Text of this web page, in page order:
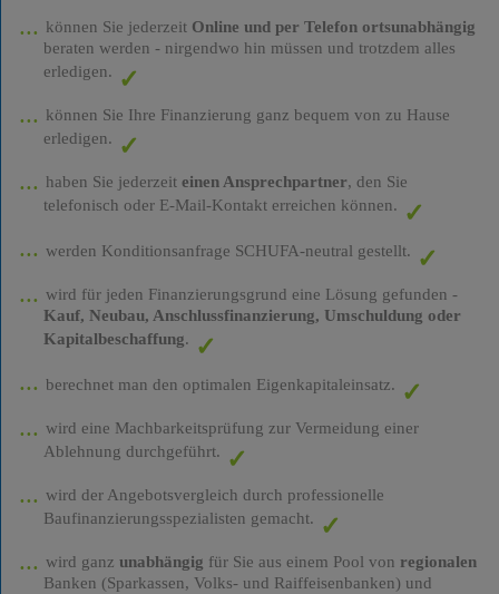
können Sie jederzeit Online und per Telefon ortsunabhängig
beraten werden - nirgendwo hin müssen und trotzdem alles
erledigen.
können Sie Ihre Finanzierung ganz bequem von zu Hause
erledigen.
haben Sie jederzeit einen Ansprechpartner, den Sie
telefonisch oder E-Mail-Kontakt erreichen können.
werden Konditionsanfrage SCHUFA-neutral gestellt.
wird für jeden Finanzierungsgrund eine Lösung gefunden -
Kauf, Neubau, Anschlussfinanzierung, Umschuldung oder
Kapitalbeschaffung.
berechnet man den optimalen Eigenkapitaleinsatz.
wird eine Machbarkeitsprüfung zur Vermeidung einer
Ablehnung durchgeführt.
wird der Angebotsvergleich durch professionelle
Baufinanzierungsspezialisten gemacht.
wird ganz unabhängig für Sie aus einem Pool von regionalen
Banken (Sparkassen, Volks- und Raiffeisenbanken) und